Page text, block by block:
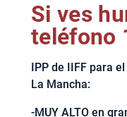
Si ves
teléfono
IPP de IIFF para
La Mancha:
-MUY ALTO en